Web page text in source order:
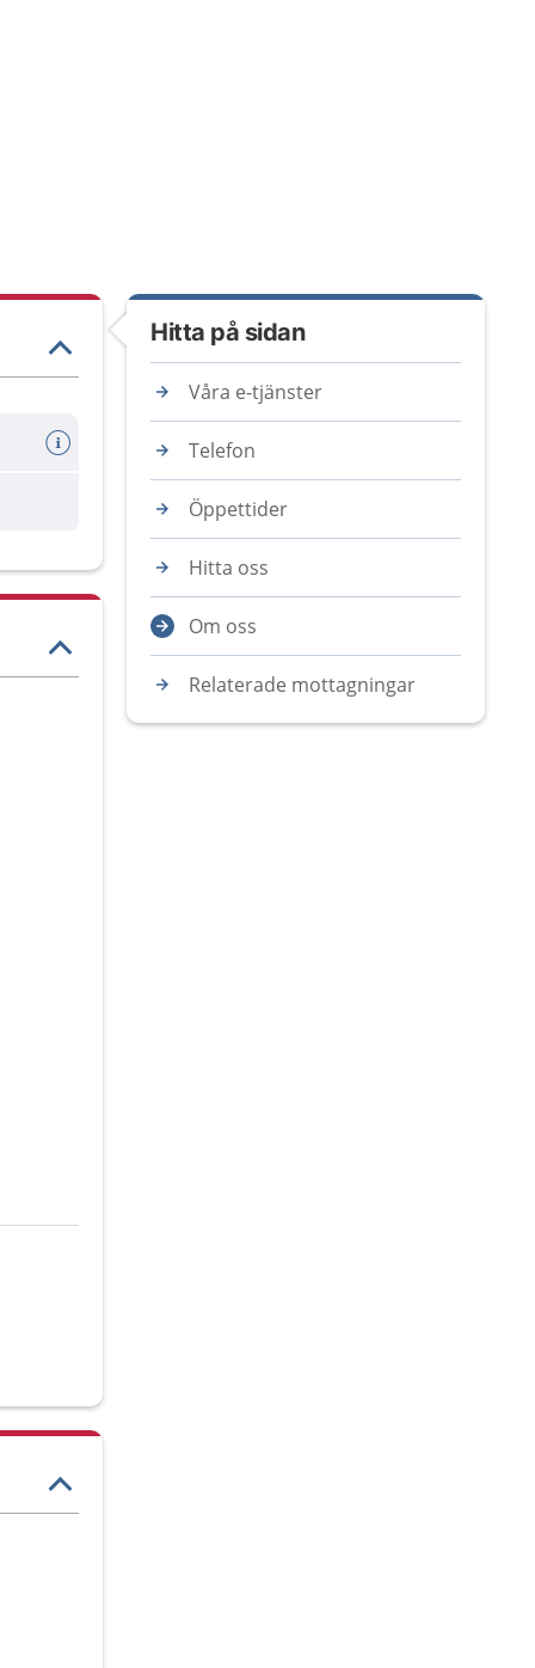
Hitta på sidan
Våra e-tjänster
Telefon
Öppettider
Hitta oss
Om oss
Relaterade mottagningar